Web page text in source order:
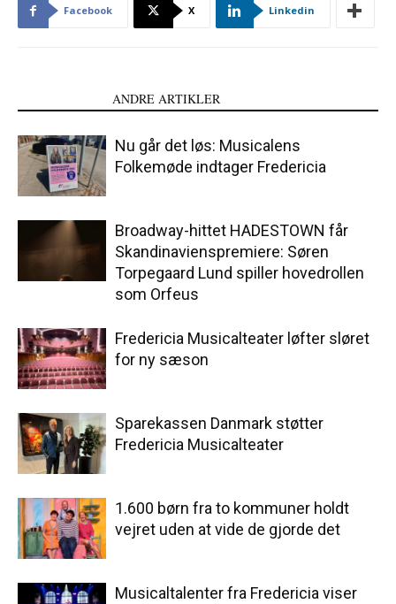
Facebook X Linkedin
ANDRE ARTIKLER
Nu går det løs: Musicalens
Folkemøde indtager Fredericia
Broadway-hittet HADESTOWN får
Skandinavienspremiere: Søren
Torpegaard Lund spiller hovedrollen
som Orfeus
Fredericia Musicalteater løfter sløret
for ny sæson
Sparekassen Danmark støtter
Fredericia Musicalteater
1.600 børn fra to kommuner holdt
vejret uden at vide de gjorde det
Musicaltalenter fra Fredericia viser